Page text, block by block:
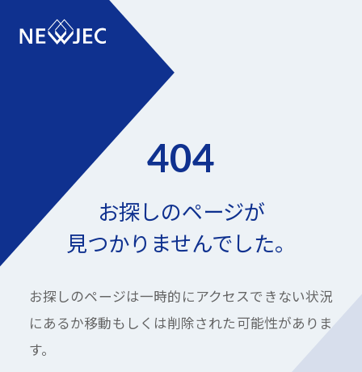
404
お探しのページが
見つかりませんでした。
お探しのページは一時的にアクセスできない状況
にあるか移動もしくは削除された可能性がありま
す。